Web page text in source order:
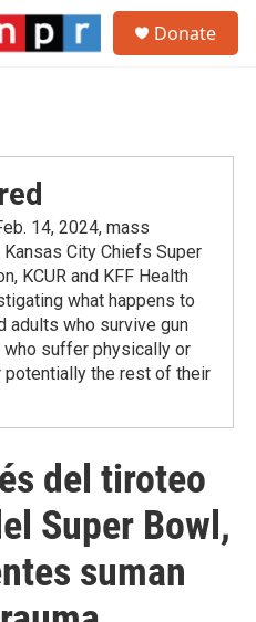
Donate
14, 2024, mass
City Chiefs Super
KCUR and KFF Health
what happens to
adults who survive gun
suffer physically or
the rest of their
del tiroteo
Super Bowl,
suman